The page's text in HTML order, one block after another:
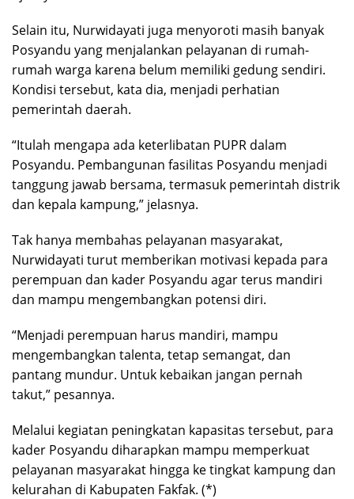
Selain itu, Nurwidayati juga menyoroti masih banyak
Posyandu yang menjalankan pelayanan di rumah-
rumah warga karena belum memiliki gedung sendiri.
Kondisi tersebut, kata dia, menjadi perhatian
pemerintah daerah.
“Itulah mengapa ada keterlibatan PUPR dalam
Posyandu. Pembangunan fasilitas Posyandu menjadi
tanggung jawab bersama, termasuk pemerintah distrik
dan kepala kampung,” jelasnya.
Tak hanya membahas pelayanan masyarakat,
Nurwidayati turut memberikan motivasi kepada para
perempuan dan kader Posyandu agar terus mandiri
dan mampu mengembangkan potensi diri.
“Menjadi perempuan harus mandiri, mampu
mengembangkan talenta, tetap semangat, dan
pantang mundur. Untuk kebaikan jangan pernah
takut,” pesannya.
Melalui kegiatan peningkatan kapasitas tersebut, para
kader Posyandu diharapkan mampu memperkuat
pelayanan masyarakat hingga ke tingkat kampung dan
kelurahan di Kabupaten Fakfak. (*)